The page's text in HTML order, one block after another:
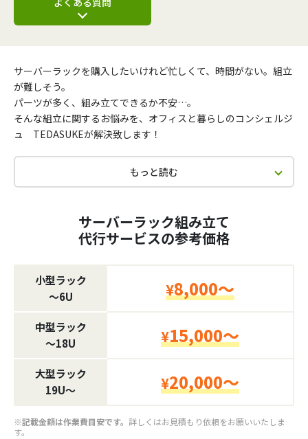
サーバーラックを購入したいけれど忙しくて、時間がない。組立
が難しそう。
パーツが多く、組み立てできるか不安…。
そんな組立に関するお悩みを、オフィスと暮らしのコンシェルジ
ュ TEDASUKEが解決致します！
もっと読む
サーバーラック組み立て
代行サービスの参考価格
小型ラック
〜6U
¥8,000～
中型ラック
〜18U
¥15,000～
大型ラック
19U〜
¥20,000～
※記載金額は作業費目安です。 詳しくはお見積もり依頼をお願いいたしま
す。